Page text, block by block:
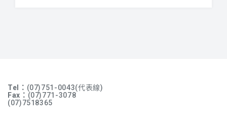
Tel： (07)751-0043(代表線)
Fax： (07)771-3078
(07)7518365